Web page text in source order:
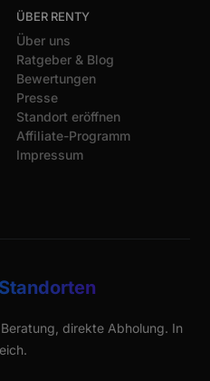
ÜBER RENTY
Über uns
Ratgeber & Blog
Bewertungen
Presse
Standort eröffnen
Affiliate-Programm
Impressum
direkte Abholung. In